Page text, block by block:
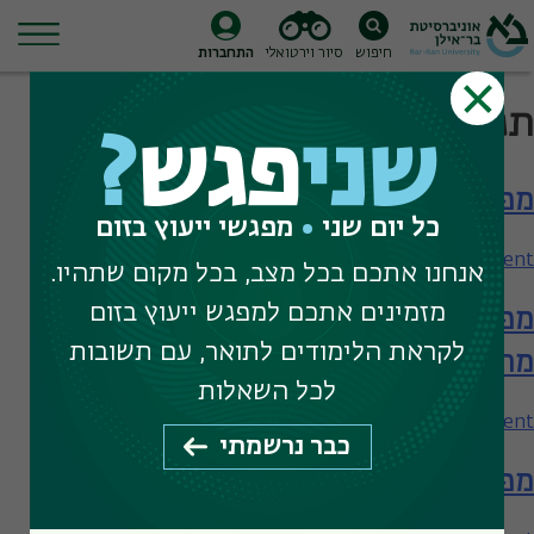
Skip
to
חיפוש סיור וירטואלי התחברות
תגית חיפוש:
מפגש עם המחלקה לפילוסופיה
Leave a Comment
עם
המחלקה
מפגש עם המחלקה לפילוסופיה – תארים
מתקדמים
Leave a Comment
on
מפגש
מפגש עם המחלקה לפילוסופיה
שניפגש?
כל יום שני מפגשי ייעוץ בזום
אנחנו אתכם בכל מצב, בכל מקום שתהיו.
מזמינים אתכם למפגש ייעוץ בזום
לקראת הלימודים לתואר, עם תשובות
לכל השאלות
כבר נרשמתי